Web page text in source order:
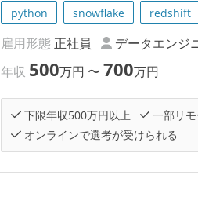
python snowflake redshift
雇用形態 正社員 データエンジ
年収 500万円 〜700万円
下限年収500万円以上 一部リ
オンラインで選考が受けられる